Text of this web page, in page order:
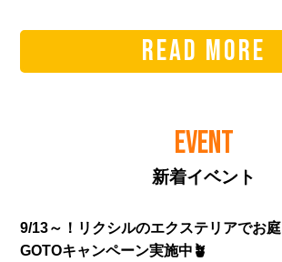
READ MORE
EVENT
新着イベント
9/13～！リクシルのエクステリアでお
GOTOキャンペーン実施中🪴